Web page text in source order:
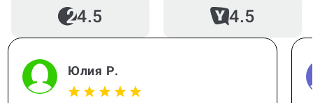
4.5 4.5
Юлия Р.